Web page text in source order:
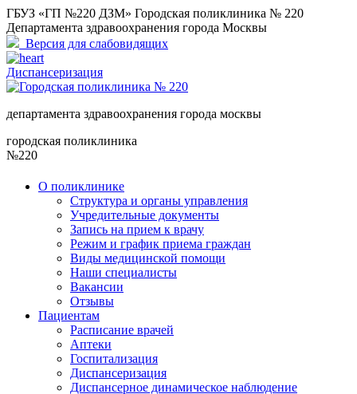
ГБУЗ «ГП №220 ДЗМ» Городская поликлиника № 220
Департамента здравоохранения города Москвы
Версия для слабовидящих
Диспансеризация
департамента здравоохранения города москвы
городская поликлиника
№220
О поликлинике
Структура и органы управления
Учредительные документы
Запись на прием к врачу
Режим и график приема граждан
Виды медицинской помощи
Наши специалисты
Вакансии
Отзывы
Пациентам
Расписание врачей
Аптеки
Госпитализация
Диспансеризация
Диспансерное динамическое наблюдение